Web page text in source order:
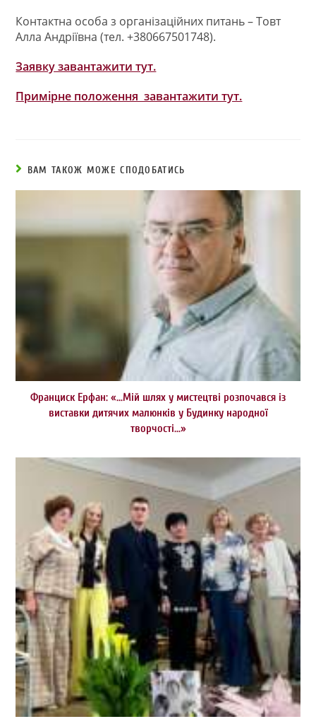
Контактна особа з організаційних питань – Товт
Алла Андріївна (тел. +380667501748).
Заявку завантажити тут.
Примірне положення завантажити тут.
ВАМ ТАКОЖ МОЖЕ СПОДОБАТИСЬ
Франциск Ерфан: «…Мій шлях у мистецтві розпочався із
виставки дитячих малюнків у Будинку народної
творчості…»